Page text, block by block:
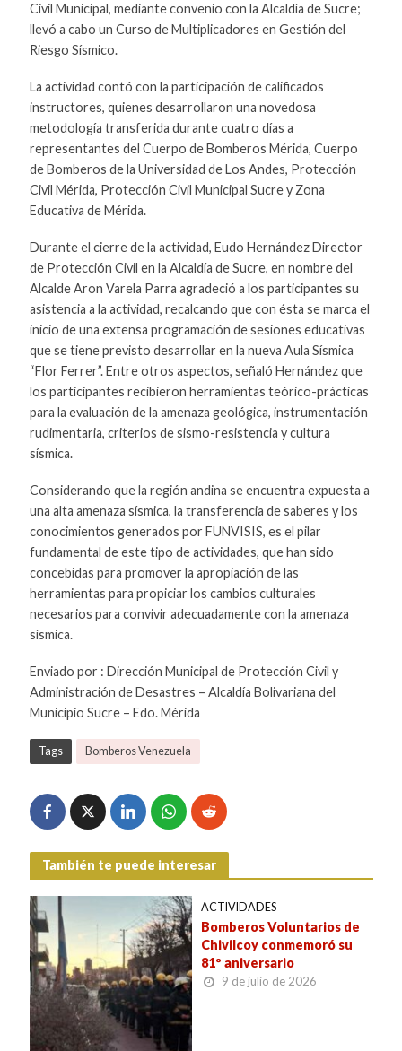
Civil Municipal, mediante convenio con la Alcaldía de Sucre;
llevó a cabo un Curso de Multiplicadores en Gestión del
Riesgo Sísmico.
La actividad contó con la participación de calificados
instructores, quienes desarrollaron una novedosa
metodología transferida durante cuatro días a
representantes del Cuerpo de Bomberos Mérida, Cuerpo
de Bomberos de la Universidad de Los Andes, Protección
Civil Mérida, Protección Civil Municipal Sucre y Zona
Educativa de Mérida.
Durante el cierre de la actividad, Eudo Hernández Director
de Protección Civil en la Alcaldía de Sucre, en nombre del
Alcalde Aron Varela Parra agradeció a los participantes su
asistencia a la actividad, recalcando que con ésta se marca el
inicio de una extensa programación de sesiones educativas
que se tiene previsto desarrollar en la nueva Aula Sísmica
“Flor Ferrer”. Entre otros aspectos, señaló Hernández que
los participantes recibieron herramientas teórico-prácticas
para la evaluación de la amenaza geológica, instrumentación
rudimentaria, criterios de sismo-resistencia y cultura
sísmica.
Considerando que la región andina se encuentra expuesta a
una alta amenaza sísmica, la transferencia de saberes y los
conocimientos generados por FUNVISIS, es el pilar
fundamental de este tipo de actividades, que han sido
concebidas para promover la apropiación de las
herramientas para propiciar los cambios culturales
necesarios para convivir adecuadamente con la amenaza
sísmica.
Enviado por : Dirección Municipal de Protección Civil y
Administración de Desastres – Alcaldía Bolivariana del
Municipio Sucre – Edo. Mérida
Tags Bomberos Venezuela
También te puede interesar
ACTIVIDADES
Bomberos Voluntarios de
Chivilcoy conmemoró su
81º aniversario
9 de julio de 2026